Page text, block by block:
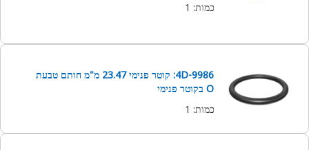
כמות:
1
4D-9986: קוטר פנימי 23.47 מ"מ חותם טבעת
כמות:
1